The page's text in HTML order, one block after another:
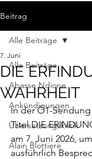
Beitrag
Alle Beiträge
Abasse Ndione
Ankündigungen
Übersetzungskritik
Alain Blottiere
Alle Beiträge
DIE
WAHRHEIT
7. Juni
In der Ö1-Sendung
Titel DIE
am 7. Juni 2026,
ausführlich